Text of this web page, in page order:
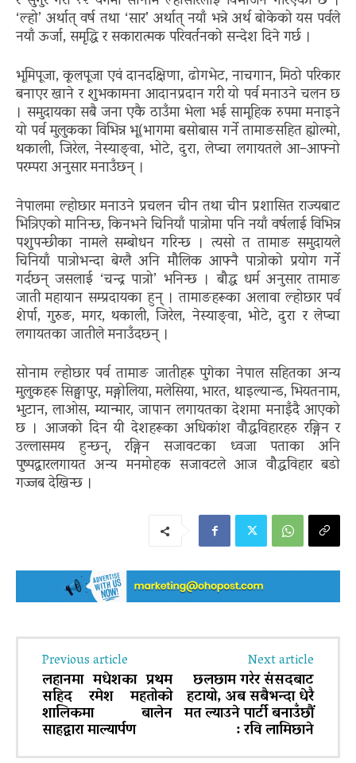
‘ल्हो’ अर्थात् वर्ष तथा ‘सार’ अर्थात् नयाँ भन्ने अर्थ बोकेको यस पर्वले
नयाँ ऊर्जा, समृद्धि र सकारात्मक परिवर्तनको सन्देश दिने गर्छ ।
भूमिपूजा, कूलपूजा एवं दानदक्षिणा, ढोगभेट, नाचगान, मिठो परिकार
बनाएर खाने र शुभकामना आदानप्रदान गरी यो पर्व मनाउने चलन छ
। समुदायका सबै जना एकै ठाउँमा भेला भई सामूहिक रुपमा मनाइने
यो पर्व मुलुकका विभिन्न भू(भागमा बसोबास गर्ने तामाङसहित ह्योल्मो,
थकाली, जिरेल, नेस्याङ्वा, भोटे, दुरा, लेप्चा लगायतले आ–आफ्नो
परम्परा अनुसार मनाउँछन् ।
नेपालमा ल्होछार मनाउने प्रचलन चीन तथा चीन प्रशासित राज्यबाट
भित्रिएको मानिन्छ, किनभने चिनियाँ पात्रोमा पनि नयाँ वर्षलाई विभिन्न
पशुपन्छीका नामले सम्बोधन गरिन्छ । त्यसो त तामाङ समुदायले
चिनियाँ पात्रोभन्दा बेग्लै अनि मौलिक आफ्नै पात्रोको प्रयोग गर्ने
गर्दछन् जसलाई ‘चन्द्र पात्रो’ भनिन्छ । बौद्ध धर्म अनुसार तामाङ
जाती महायान सम्प्रदायका हुन् । तामाङहरूका अलावा ल्होछार पर्व
शेर्पा, गुरुङ, मगर, थकाली, जिरेल, नेस्याङ्वा, भोटे, दुरा र लेप्चा
लगायतका जातीले मनाउँदछन् ।
सोनाम ल्होछार पर्व तामाङ जातीहरू पुगेका नेपाल सहितका अन्य
मुलुकहरू सिङ्घापुर, मङ्गोलिया, मलेसिया, भारत, थाइल्यान्ड, भियतनाम,
भुटान, लाओस, म्यान्मार, जापान लगायतका देशमा मनाइँदै आएको
छ । आजको दिन यी देशहरूका अधिकांश वौद्धविहारहरु रङ्गिन र
उल्लासमय हुन्छन्, रङ्गिन सजावटका ध्वजा पताका अनि
पुष्पद्वारलगायत अन्य मनमोहक सजावटले आज वौद्धविहार बडो
गज्जब देखिन्छ ।
Previous article
लहानमा मधेशका प्रथम
सहिद रमेश महतोको
शालिकमा बालेन
साहद्वारा माल्यार्पण
Next article
छलछाम गरेर संसदबाट
हटायो, अब सबैभन्दा धेरै
मत ल्याउने पार्टी बनाउँछौं
: रवि लामिछाने